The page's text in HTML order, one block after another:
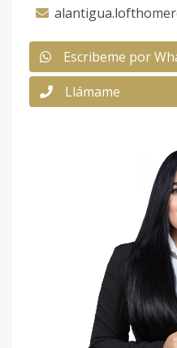
Escribeme por
Llámame